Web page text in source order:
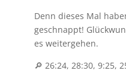
Denn dieses Mal
geschnappt!
es weitergehen.
🔎 26:24, 28:30, 9:25,